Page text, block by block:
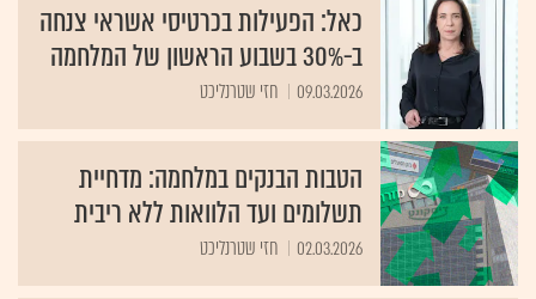
כאל: הפעילות בכרטיסי אשראי צנחה
ב-30% בשבוע הראשון של המלחמה
09.03.2026 חזי שטרנליכט
הטבות הבנקים במלחמה: מדחיית
תשלומים ועד הלוואות ללא ריבית
02.03.2026 חזי שטרנליכט